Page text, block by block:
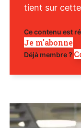
tient sur cette
Ce contenu est
Je m'abonne
Déjà membre ?